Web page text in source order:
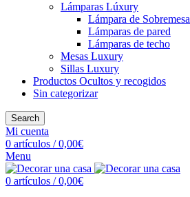
Lámparas Lúxury
Lámpara de Sobremesa
Lámparas de pared
Lámparas de techo
Mesas Luxury
Sillas Luxury
Productos Ocultos y recogidos
Sin categorizar
Search
Mi cuenta
0 artículos / 0,00€
Menu
0 artículos / 0,00€